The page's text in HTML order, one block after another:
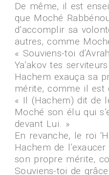
De même, il est
que Moché
d’accomplir sa
autres, comme
« Souviens-toi
Ya’akov tes
Hachem exauça sa
mérite, comme il est
« Il (Hachem) dit de
Moché son élu qui
devant Lui. »
En revanche, le roi
Hachem de
son propre mérite,
Souviens-toi de